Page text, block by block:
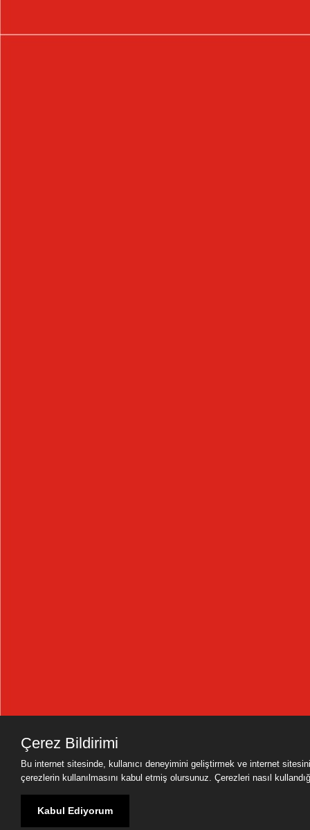
Çerez Bildirimi
Bu internet sitesinde, kullanıcı deneyimini geliştirmek ve internet
çerezlerin kullanılmasını kabul etmiş olursunuz. Çerezleri nasıl
Kabul Ediyorum